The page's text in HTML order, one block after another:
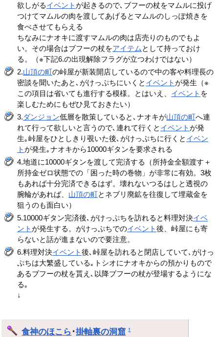
欲しがるイベント が起きるので､ブフーの杖をマムルに投げ
つけてマムルの肉を渡してあげるとマムルのしっぽ焼きを
食べさせてもらえる
ちなみにナオキに渡すマムルの肉は店売りのものでもよ
い。その場合はブフーの杖をアイテム として持っておけ
る。（※下記6.の出現解除フラグが立つわけではない）
2.山頂の町の峠屋が新装開店しているので中の客や料理長の
密談を聞いたあと､がけっぷちにいくと イベント が発生（※
この項目は省いても進行する模様。とはいえ、 イベント を
楽しむためにもぜひ見ておきたい）
3.ダンジョン低層を散策していると､ナオキが山頂の町へ連
れて行って欲しいと言うので､連れて行くと イベント が発
生｡峠屋をひとしきり覗いた後､がけっぷちに行くと イベン
ト が発生｡ナオキから10000ギタンを要求される
4.地道に10000ギタンを渡して完済する（所持金全額渡す＋
所持金ゼロ状態での「困った時の巻物」が非常に有効。3枚
もあれば十分完済できるはず。壊れないつるはしと透視の
腕輪があれば、 山頂の町とネブリ廃鉱を往復して埋蔵金を
狙うのも面白い）
5.10000ギタン完済後､がけっぷちを訪れると料理対決イベ
ント が発生する。がけっぷちでのイベント後、峠屋にも寄
らないと話が進まないので要注意。
6.料理対決イベント後､峠屋を訪れると閉店していて､がけっ
ぷちは大繁盛している｡トシオにナオキからの預かりもので
あるブフーの杖を貰え､以降ブフーの杖が登場するようにな
る｡
↓
食神のほこら ･掛軸裏の洞窟 †